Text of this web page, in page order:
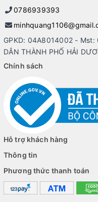
với các dòng sản phẩm
trong tình khung hình hơn.
Anti-Glare bảo vệ mắt của
nơi có ánh sáng mạnh
0786939393
GPKD: 04A8014002 -
DÂN THÀNH PHỐ HẢI
Chính sách
Hỗ trợ khách hàng
Thông tin
Phương thức thanh toán